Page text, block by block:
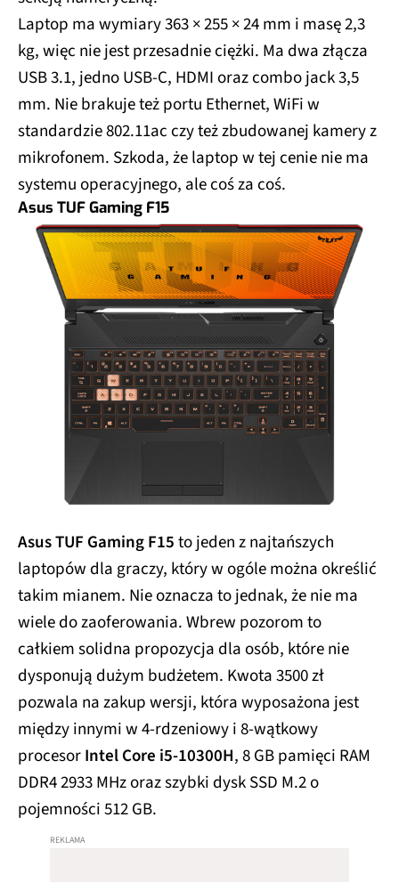
Laptop ma wymiary 363 × 255 × 24 mm i masę 2,3
kg, więc nie jest przesadnie ciężki. Ma dwa złącza
USB 3.1, jedno USB-C, HDMI oraz combo jack 3,5
mm. Nie brakuje też portu Ethernet, WiFi w
standardzie 802.11ac czy też zbudowanej kamery z
mikrofonem. Szkoda, że laptop w tej cenie nie ma
systemu operacyjnego, ale coś za coś.
Asus TUF Gaming F15
Asus TUF Gaming F15to jeden z najtańszych
laptopów dla graczy, który w ogóle można określić
takim mianem. Nie oznacza to jednak, że nie ma
wiele do zaoferowania. Wbrew pozorom to
całkiem solidna propozycja dla osób, które nie
dysponują dużym budżetem. Kwota 3500 zł
pozwala na zakup wersji, która wyposażona jest
między innymi w 4-rdzeniowy i 8-wątkowy
procesorIntel Core i5-10300H, 8 GB pamięci RAM
DDR4 2933 MHz oraz szybki dysk SSD M.2 o
pojemności 512 GB.